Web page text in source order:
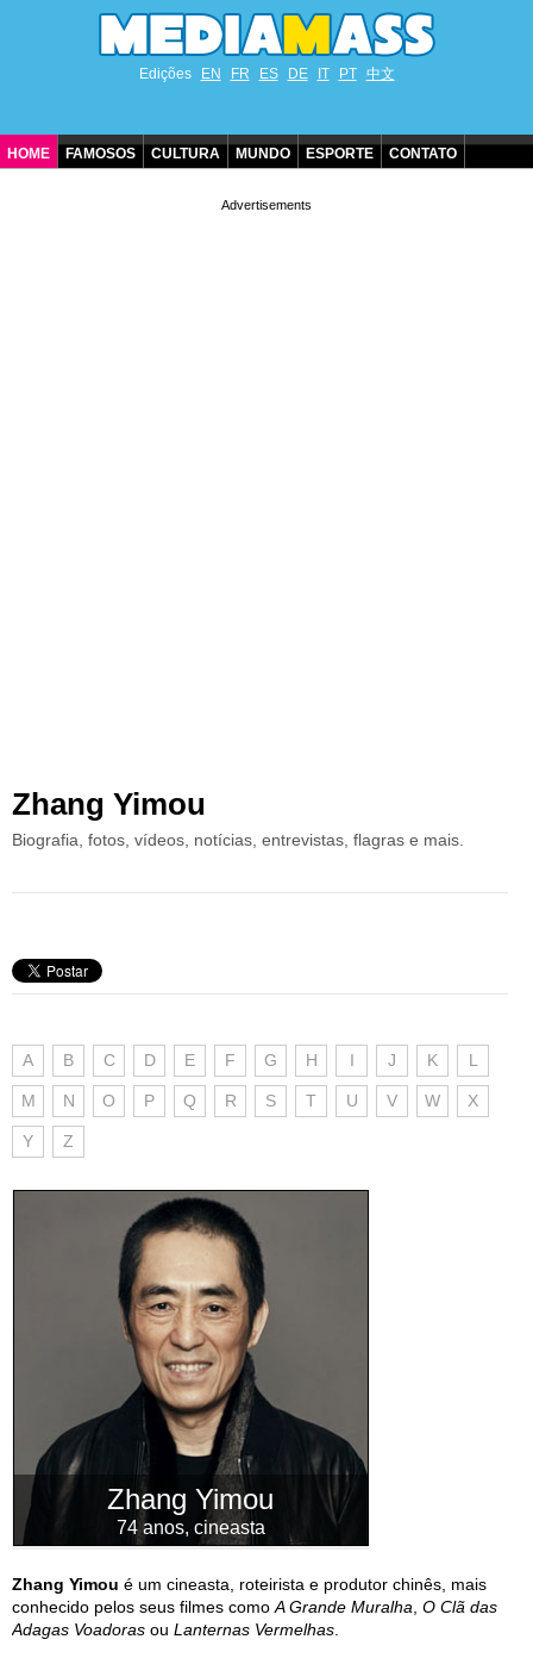
Edições EN FR ES DE IT PT 中文
HOME FAMOSOS CULTURA MUNDO ESPORTE CONTATO
Zhang Yimou
Biografia, fotos, vídeos, notícias, entrevistas, flagras e mais.
A B C D E F G H I J K L
M N O P Q R S T U V W X
Y Z
Zhang Yimou
74 anos, cineasta
Zhang Yimou é um cineasta, roteirista e produtor chinês, mais
conhecido pelos seus filmes como A Grande Muralha O Clã das
Adagas Voadoras ou Lanternas Vermelhas